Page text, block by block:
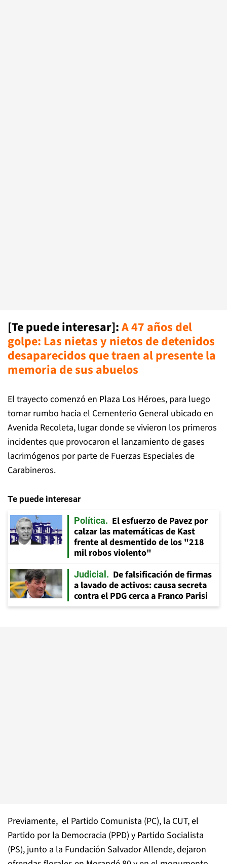
[Te puede interesar]:A 47 años del
golpe: Las nietas y nietos de detenidos
desaparecidos que traen al presente la
memoria de sus abuelos
El trayecto comenzó en Plaza Los Héroes, para luego
tomar rumbo hacia el Cementerio General ubicado en
Avenida Recoleta, lugar donde se vivieron los primeros
incidentes que provocaron el lanzamiento de gases
lacrimógenos por parte de Fuerzas Especiales de
Carabineros.
Te puede interesar
Política
El esfuerzo de Pavez por
calzar las matemáticas de Kast
frente al desmentido de los "218
mil robos violento"
Judicial
De falsificación de firmas
a lavado de activos: causa secreta
contra el PDG cerca a Franco Parisi
Previamente, el Partido Comunista (PC), la CUT, el
Partido por la Democracia (PPD) y Partido Socialista
(PS), junto a la Fundación Salvador Allende, dejaron